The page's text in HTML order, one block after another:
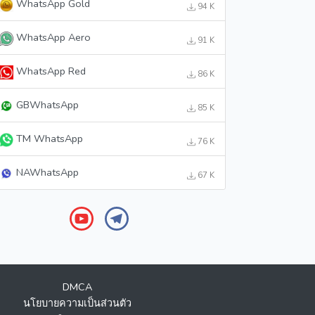
WhatsApp Gold 94 K
WhatsApp Aero 91 K
WhatsApp Red 86 K
GBWhatsApp 85 K
TM WhatsApp 76 K
NAWhatsApp 67 K
DMCA
นโยบายความเป็นส่วนตัว